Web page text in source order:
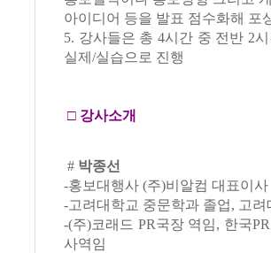
아이디어 등을 발표 점수화해 포
5. 강사들은 총 4시간 중 전반 2
실제/실습으로 진행
□ 강사소개
# 박종선
-홍보대행사 (주)비알컴 대표이사
-고려대학교 중문학과 졸업, 고
-(주)코래드 PR국장 역임, 한국
사역임